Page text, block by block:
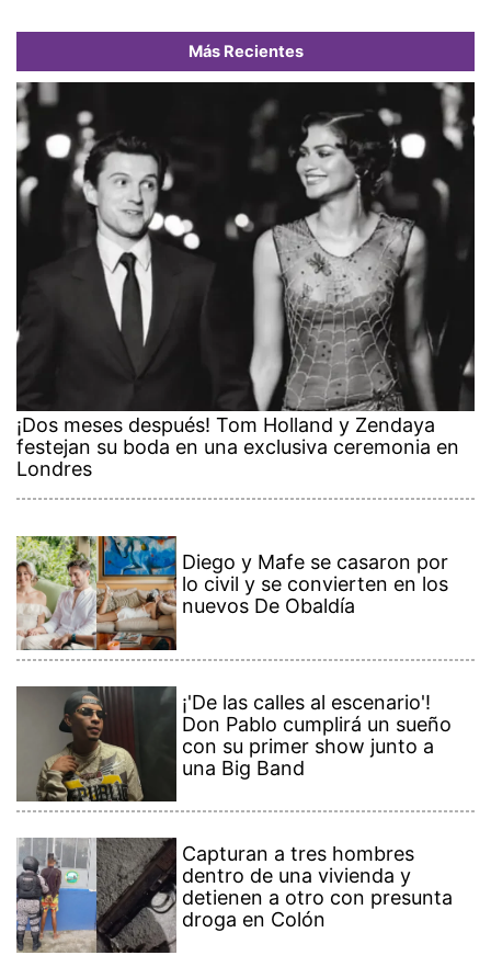
Más Recientes
¡Dos meses después! Tom Holland y Zendaya
festejan su boda en una exclusiva ceremonia en
Londres
Diego y Mafe se casaron por
lo civil y se convierten en los
nuevos De Obaldía
¡'De las calles al escenario'!
Don Pablo cumplirá un sueño
con su primer show junto a
una Big Band
Capturan a tres hombres
dentro de una vivienda y
detienen a otro con presunta
droga en Colón